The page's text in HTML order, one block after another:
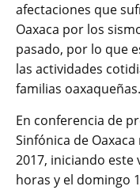
afectaciones que
Oaxaca por los
pasado, por lo que
las actividades
familias oaxaqueñas.
En conferencia de
Sinfónica de
2017, iniciando este
horas y el domingo